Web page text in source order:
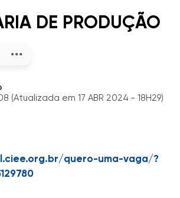
DE PRODUÇÃO
(Atualizada em 17 ABR 2024 - 18H29)
quero-uma-vaga/?